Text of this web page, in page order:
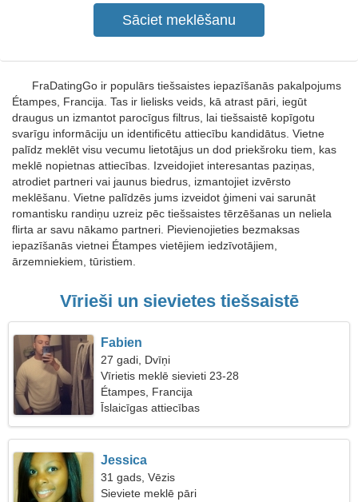
FraDatingGo ir populārs tiešsaistes iepazīšanās pakalpojums
Étampes, Francija. Tas ir lielisks veids, kā atrast pāri, iegūt
draugus un izmantot parocīgus filtrus, lai tiešsaistē kopīgotu
svarīgu informāciju un identificētu attiecību kandidātus. Vietne
palīdz meklēt visu vecumu lietotājus un dod priekšroku tiem, kas
meklē nopietnas attiecības. Izveidojiet interesantas paziņas,
atrodiet partneri vai jaunus biedrus, izmantojiet izvērsto
meklēšanu. Vietne palīdzēs jums izveidot ģimeni vai sarunāt
romantisku randiņu uzreiz pēc tiešsaistes tērzēšanas un neliela
flirta ar savu nākamo partneri. Pievienojieties bezmaksas
iepazīšanās vietnei Étampes vietējiem iedzīvotājiem,
ārzemniekiem, tūristiem.
Vīrieši un sievietes tiešsaistē
Fabien
27 gadi, Dvīņi
Vīrietis meklē sievieti 23-28
Étampes, Francija
Īslaicīgas attiecības
Jessica
31 gads, Vēzis
Sieviete meklē pāri